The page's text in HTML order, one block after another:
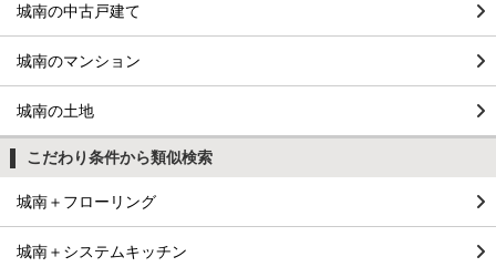
城南の中古戸建て
城南のマンション
城南の土地
こだわり条件から類似検索
城南＋フローリング
城南＋システムキッチン